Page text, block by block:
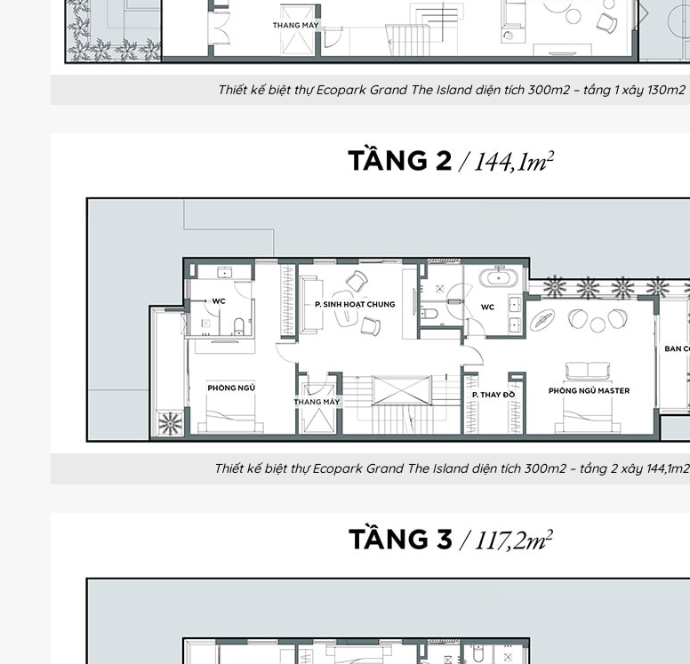
Thiết kế biệt thự Ecopark Grand The Island diện tích 300m2 – tầng 1 xây 130m2
Thiết kế biệt thự Ecopark Grand The Island diện tích 300m2 – tầng 2 xây 144,1m2